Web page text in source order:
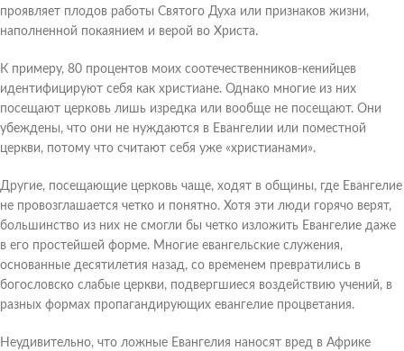
проявляет плодов работы Святого Духа или признаков жизни,
наполненной покаянием и верой во Христа.
К примеру, 80 процентов моих соотечественников-кенийцев
идентифицируют себя как христиане. Однако многие из них
посещают церковь лишь изредка или вообще не посещают. Они
убеждены, что они не нуждаются в Евангелии или поместной
церкви, потому что считают себя уже «христианами».
Другие, посещающие церковь чаще, ходят в общины, где Евангелие
не провозглашается четко и понятно. Хотя эти люди горячо верят,
большинство из них не смогли бы четко изложить Евангелие даже
в его простейшей форме. Многие евангельские служения,
основанные десятилетия назад, со временем превратились в
богословско слабые церкви, подвергшиеся воздействию учений, в
разных формах пропагандирующих евангелие процветания.
Неудивительно, что ложные Евангелия наносят вред в Африке